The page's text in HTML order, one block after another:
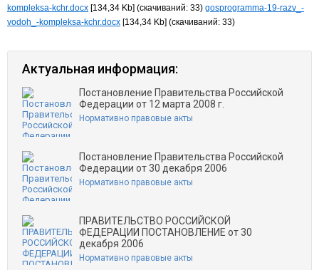
kompleksa-kchr.docx [134,34 Kb] (cкачиваний: 33) gosprogramma-19-razv_-
vodoh_-kompleksa-kchr.docx [134,34 Kb] (cкачиваний: 33)
Актуальная информация:
Постановление Правительства Российской
Федерации от 12 марта 2008 г.
Нормативно правовые акты
Постановление Правительства Российской
Федерации от 30 декабря 2006
Нормативно правовые акты
ПРАВИТЕЛЬСТВО РОССИЙСКОЙ
ФЕДЕРАЦИИ ПОСТАНОВЛЕНИЕ от 30
декабря 2006
Нормативно правовые акты